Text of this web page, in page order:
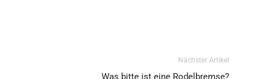
Nächster Artikel
Was bitte ist eine Rodelbremse?